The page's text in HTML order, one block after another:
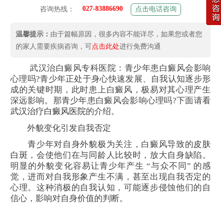
咨询热线： 027-83886690 点击电话咨询
温馨提示： 由于篇幅原因，很多内容不能详尽，如果您或者您
的家人需要疾病咨询，可点击此处进行免费沟通
武汉治白癜风专科医院：青少年患白癜风会影响
心理吗?青少年正处于身心快速发展、自我认知逐步形
成的关键时期，此时患上白癜风，极易对其心理产生
深远影响。那青少年患白癜风会影响心理吗?下面请看
武汉治疗白癜风医院的介绍。
外貌变化引发自我否定
青少年对自身外貌极为关注，白癜风导致的皮肤
白斑 ，会使他们在与同龄人比较时，放大自身缺陷。
明显的外貌变化容易让青少年产生 “与众不同” 的感
觉，进而对自我形象产生不满，甚至出现自我否定的
心理。这种消极的自我认知，可能逐步侵蚀他们的自
信心，影响对自身价值的判断。